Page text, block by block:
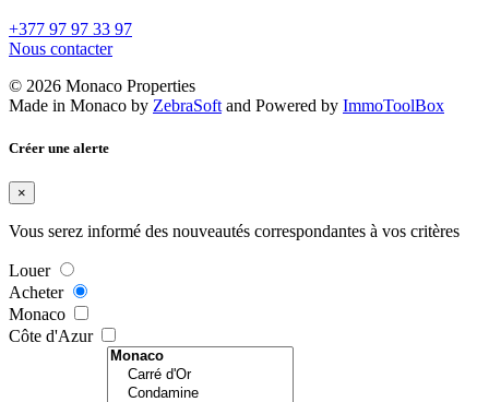
+377 97 97 33 97
Nous contacter
© 2026 Monaco Properties
Made in Monaco by ZebraSoft and Powered by ImmoToolBox
Créer une alerte
×
Vous serez informé des nouveautés correspondantes à vos critères
Louer
Acheter
Monaco
Côte d'Azur